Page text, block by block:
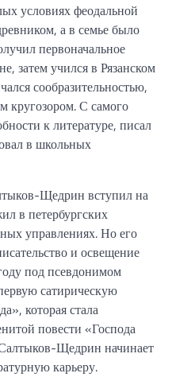
условиях феодальной
а в семье было
первоначальное
затем учился в Рязанском
сообразительностью,
кругозором. С самого
к литературе, писал
в школьных
Щедрин вступил на
в петербургских
управлениях. Но его
и освещение
под псевдонимом
сатирическую
которая стала
повести «Господа
Щедрин начинает
карьеру.